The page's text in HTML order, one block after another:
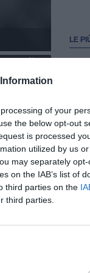
of your
the below opt-out
is processed
utilized by us
may separately
on the IAB’s list of
third parties on the
third parties.
tweet
con il
attese
e la
Grecia
LE
2
3
4